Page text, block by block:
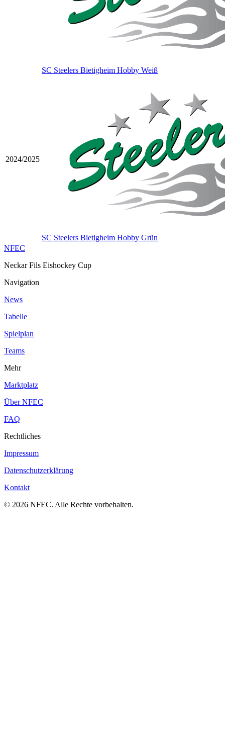
SC Steelers Bietigheim Hobby Weiß
2024/2025
SC Steelers Bietigheim Hobby Grün
NFEC
Neckar Fils Eishockey Cup
Navigation
News
Tabelle
Spielplan
Teams
Mehr
Marktplatz
Über NFEC
FAQ
Rechtliches
Impressum
Datenschutzerklärung
Kontakt
© 2026 NFEC. Alle Rechte vorbehalten.